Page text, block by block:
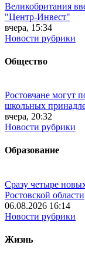
Великобритания
"Центр-Инвест"
вчера, 15:34
Новости рубрики
Общество
Ростовчане могут
школьных
вчера, 20:32
Новости рубрики
Образование
Сразу четыре
Ростовской области
06.08.2026 16:14
Новости рубрики
Жизнь